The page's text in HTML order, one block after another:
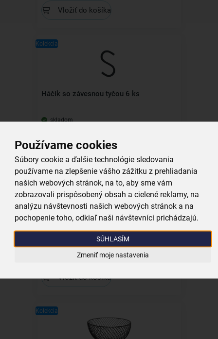
Používame cookies
Súbory cookie a ďalšie technológie sledovania
používame na zlepšenie vášho zážitku z prehliadania
našich webových stránok, na to, aby sme vám
zobrazovali prispôsobený obsah a cielené reklamy, na
analýzu návštevnosti našich webových stránok a na
pochopenie toho, odkiaľ naši návštevníci prichádzajú.
SÚHLASÍM
Zmeniť moje nastavenia
Vložiť do košíka
Kolekcia
Háčik so závesnou tyčou 6 ks
skladom
Vložiť do košíka
Vložiť do košíka
Kolekcia